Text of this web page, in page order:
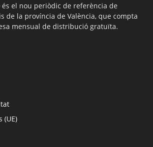
és el nou periòdic de referència de
de la província de València, que compta
mensual de distribució gratuïta.
(UE)